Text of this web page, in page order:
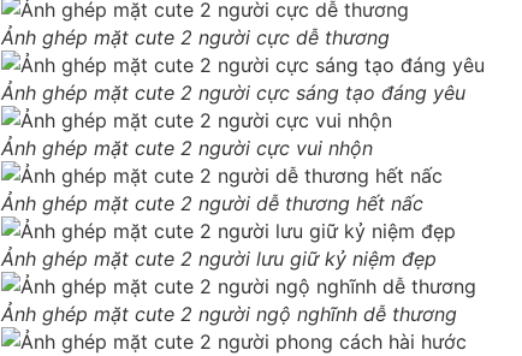
Ảnh ghép mặt cute 2 người cực dễ thương
Ảnh ghép mặt cute 2 người cực sáng tạo đáng yêu
Ảnh ghép mặt cute 2 người cực vui nhộn
Ảnh ghép mặt cute 2 người dễ thương hết nấc
Ảnh ghép mặt cute 2 người lưu giữ kỷ niệm đẹp
Ảnh ghép mặt cute 2 người ngộ nghĩnh dễ thương